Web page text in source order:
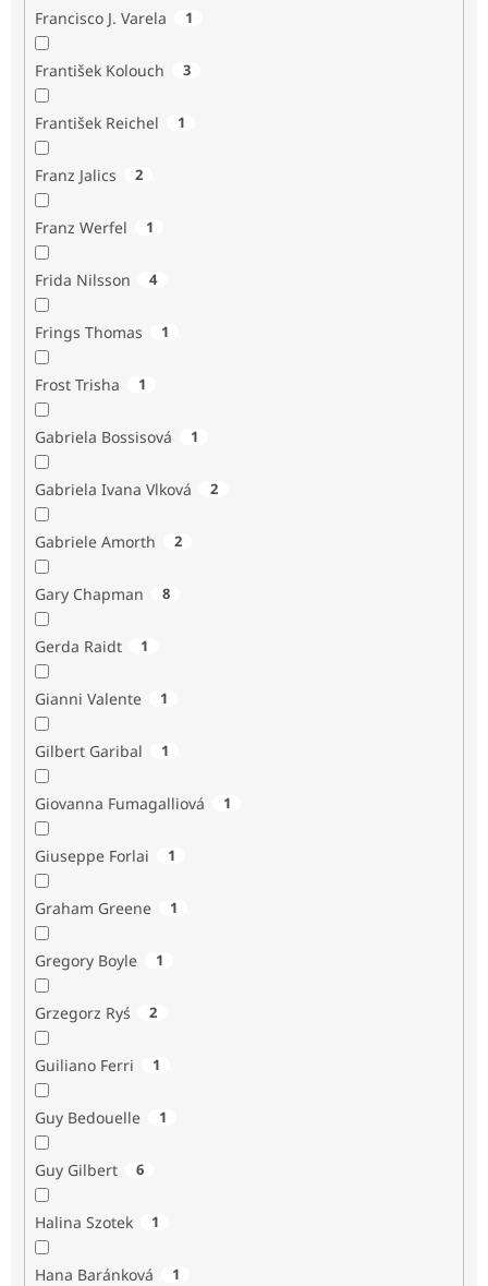
Francisco J. Varela 1
František Kolouch 3
František Reichel 1
Franz Jalics 2
Franz Werfel 1
Frida Nilsson 4
Frings Thomas 1
Frost Trisha 1
Gabriela Bossisová 1
Gabriela Ivana Vlková 2
Gabriele Amorth 2
Gary Chapman 8
Gerda Raidt 1
Gianni Valente 1
Gilbert Garibal 1
Giovanna Fumagalliová 1
Giuseppe Forlai 1
Graham Greene 1
Gregory Boyle 1
Grzegorz Ryś 2
Guiliano Ferri 1
Guy Bedouelle 1
Guy Gilbert 6
Halina Szotek 1
Hana Baránková 1